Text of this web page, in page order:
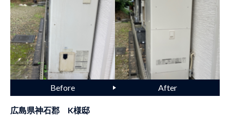
広島県神石郡 K様邸